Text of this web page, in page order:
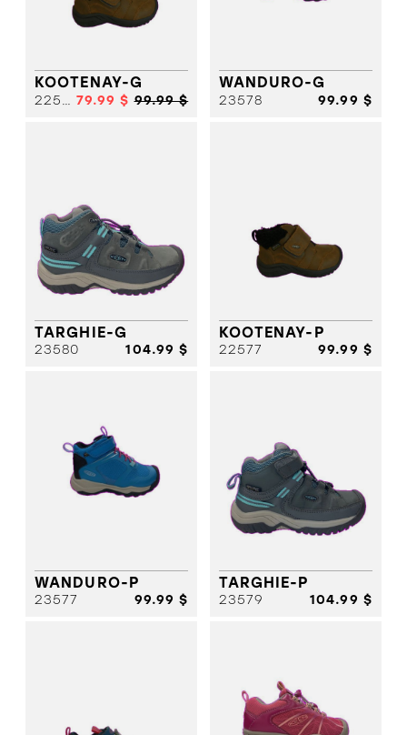
SANDALE
SPORT
SOLDES
SANDALE
CHIC
SOULIER
FILLE
SANDALE
FILLE
SOULIER
KOOTENAY-G
22578 79.99 $ 99.99 $
WANDURO-G
23578 99.99 $
TARGHIE-G
23580 104.99 $
KOOTENAY-P
22577 99.99 $
WANDURO-P
23577 99.99 $
TARGHIE-P
23579 104.99 $